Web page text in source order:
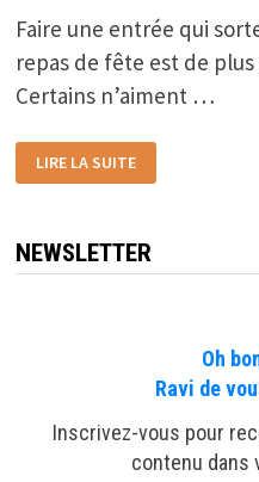
Faire une entrée qui
repas de fête est de
Certains n’aiment …
OU
TARTELETTES
LIRE LA SUITE
NEWSLETTER
Oh
Ravi de
Inscrivez-vous pour
contenu dans